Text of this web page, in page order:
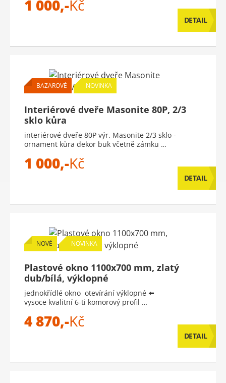
1 000,-Kč
DETAIL
BAZAROVÉ NOVINKA
Interiérové dveře Masonite 80P, 2/3
sklo kůra
interiérové dveře 80P výr. Masonite 2/3 sklo -
ornament kůra dekor buk včetně zámku …
1 000,-Kč
DETAIL
NOVÉ NOVINKA
Plastové okno 1100x700 mm, zlatý
dub/bílá, výklopné
jednokřídlé okno otevírání výklopné ⬅️
vysoce kvalitní 6-ti komorový profil …
4 870,-Kč
DETAIL